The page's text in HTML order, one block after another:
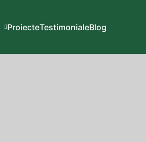
ProiecteTestimonialeBlog